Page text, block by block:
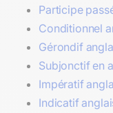
Participe
Conditionnel
Gérondif
Subjonctif en
Impératif
Indicatif